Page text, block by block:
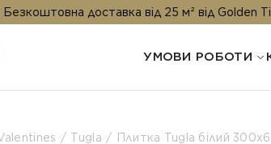
доставка від 25 м² від Golden Tile
УМОВИ РОБОТИ
Tugla Плитка Tugla білий